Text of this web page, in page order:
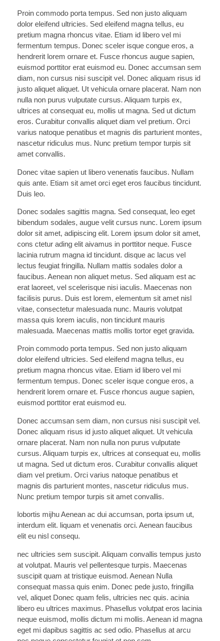
Proin commodo porta tempus. Sed non justo aliquam
dolor eleifend ultricies. Sed eleifend magna tellus, eu
pretium magna rhoncus vitae. Etiam id libero vel mi
fermentum tempus. Donec sceler isque congue eros, a
hendrerit lorem ornare et. Fusce rhoncus augue sapien,
euismod porttitor erat euismod eu. Donec accumsan sem
diam, non cursus nisi suscipit vel. Donec aliquam risus id
justo aliquet aliquet. Ut vehicula ornare placerat. Nam non
nulla non purus vulputate cursus. Aliquam turpis ex,
ultrices at consequat eu, mollis ut magna. Sed ut dictum
eros. Curabitur convallis aliquet diam vel pretium. Orci
varius natoque penatibus et magnis dis parturient montes,
nascetur ridiculus mus. Nunc pretium tempor turpis sit
amet convallis.
Donec vitae sapien ut libero venenatis faucibus. Nullam
quis ante. Etiam sit amet orci eget eros faucibus tincidunt.
Duis leo.
Donec sodales sagittis magna. Sed consequat, leo eget
bibendum sodales, augue velit cursus nunc. Lorem ipsum
dolor sit amet, adipiscing elit. Lorem ipsum dolor sit amet,
cons ctetur ading elit aivamus in porttitor neque. Fusce
lacinia rutrum magna id tincidunt. disque ac lacus vel
lectus feugiat fringilla. Nullam mattis sodales dolor a
faucibus. Aenean non aliquet metus. Sed aliquam est ac
erat laoreet, vel scelerisque nisi iaculis. Maecenas non
facilisis purus. Duis est lorem, elementum sit amet nisl
vitae, consectetur malesuada nunc. Mauris volutpat
massa quis lorem iaculis, non tincidunt mauris
malesuada. Maecenas mattis mollis tortor eget gravida.
Proin commodo porta tempus. Sed non justo aliquam
dolor eleifend ultricies. Sed eleifend magna tellus, eu
pretium magna rhoncus vitae. Etiam id libero vel mi
fermentum tempus. Donec sceler isque congue eros, a
hendrerit lorem ornare et. Fusce rhoncus augue sapien,
euismod porttitor erat euismod eu.
Donec accumsan sem diam, non cursus nisi suscipit vel.
Donec aliquam risus id justo aliquet aliquet. Ut vehicula
ornare placerat. Nam non nulla non purus vulputate
cursus. Aliquam turpis ex, ultrices at consequat eu, mollis
ut magna. Sed ut dictum eros. Curabitur convallis aliquet
diam vel pretium. Orci varius natoque penatibus et
magnis dis parturient montes, nascetur ridiculus mus.
Nunc pretium tempor turpis sit amet convallis.
lobortis mijhu Aenean ac dui accumsan, porta ipsum ut,
interdum elit. liquam et venenatis orci. Aenean faucibus
elit eu nisl consequ.
nec ultricies sem suscipit. Aliquam convallis tempus justo
at volutpat. Mauris vel pellentesque turpis. Maecenas
suscipit quam at tristique euismod. Aenean Nulla
consequat massa quis enim. Donec pede justo, fringilla
vel, aliquet Donec quam felis, ultricies nec quis. acinia
libero eu ultrices maximus. Phasellus volutpat eros lacinia
neque euismod, mollis dictum mi mollis. Aenean id magna
eget mi dapibus sagittis ac sed odio. Phasellus at arcu